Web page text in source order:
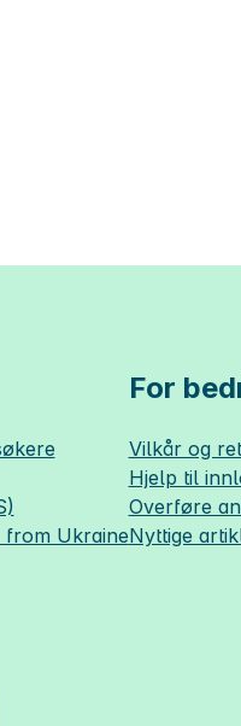
Ukraine
For
Vilkår og
Hjelp til
Overføre
Nyttige